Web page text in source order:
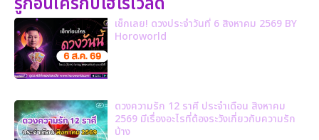
เช็กเลย! ดวงประจำวันที่ 6 สิงหาคม 2569 BY
Horoworld
ดวงความรัก 12 ราศี ประจำเดือน สิงหาคม
2569 มีเรื่องอะไรที่ต้องระวังเกี่ยวกับความรัก
บ้าง